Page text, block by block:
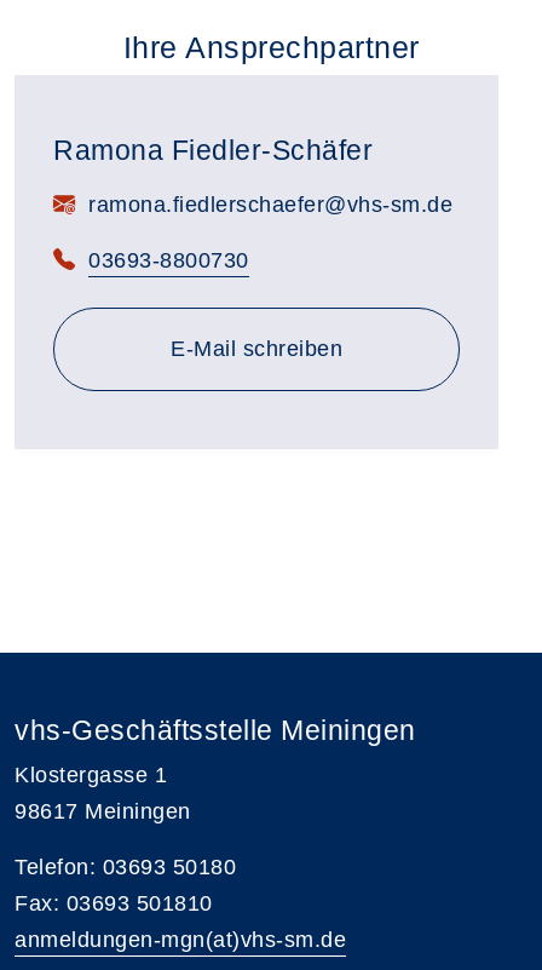
Ihre Ansprechpartner
Ramona Fiedler-Schäfer
E-Mail:ramona.fiedlerschaefer@vhs-sm.de
Telefon:
03693-8800730
E-Mail schreiben
vhs-Geschäftsstelle Meiningen
Klostergasse 1
98617 Meiningen
Telefon: 03693 50180
Fax: 03693 501810
anmeldungen-mgn(at)vhs-sm.de